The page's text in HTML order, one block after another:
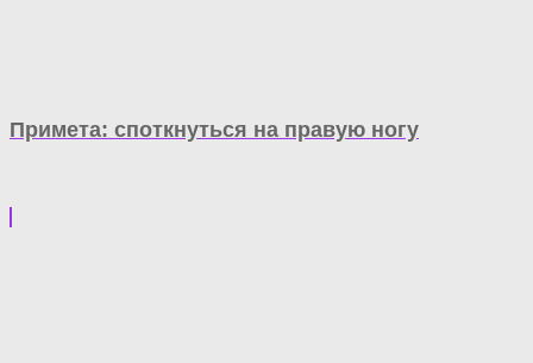
Примета: споткнуться на правую ногу